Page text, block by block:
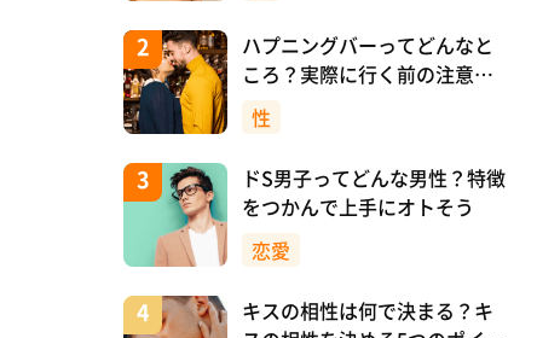
ハプニングバーってどんなと
ころ？実際に行く前の注意や
マナーについて！
性
ドS男子ってどんな男性？特徴
をつかんで上手にオトそう
恋愛
キスの相性は何で決まる？キ